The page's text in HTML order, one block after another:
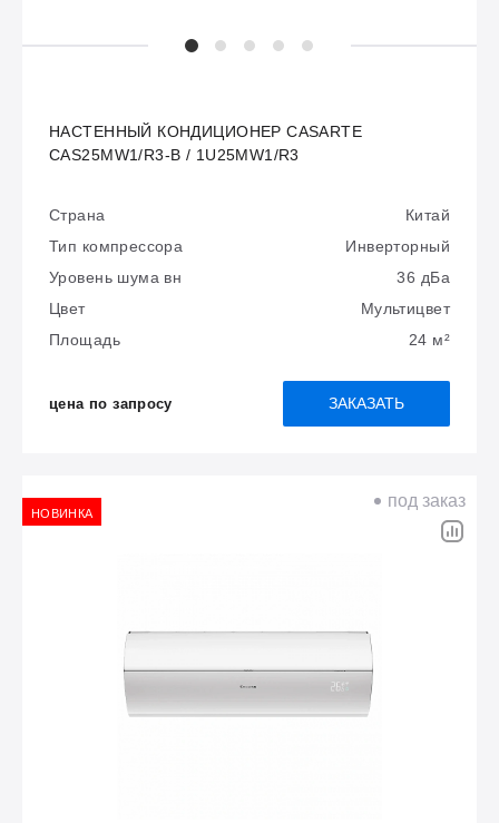
НАСТЕННЫЙ КОНДИЦИОНЕР CASARTE
CAS25MW1/R3-B / 1U25MW1/R3
Страна
Китай
Тип компрессора
Инверторный
Уровень шума вн
36 дБа
Цвет
Мультицвет
Площадь
24 м²
цена по запросу ЗАКАЗАТЬ
НОВИНКА
под заказ